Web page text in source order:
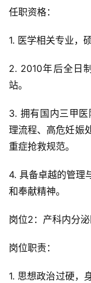
任职资格：
1. 医学相关专业，
2. 2010年后全日
站。
3. 拥有国内三甲
理流程、高危妊娠
重症抢救规范。
4. 具备卓越的管理
和奉献精神。
岗位2：产科内分
岗位职责：
1. 思想政治过硬，